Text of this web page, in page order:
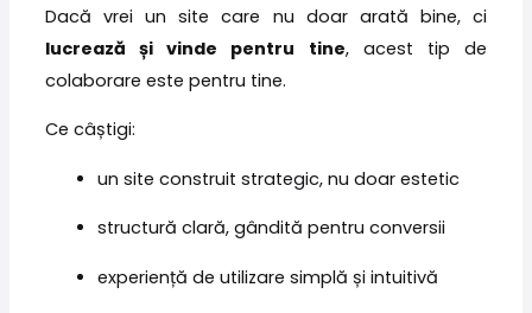
Dacă vrei un site care nu doar arată bine, ci
lucrează și vinde pentru tine, acest tip de
colaborare este pentru tine.
Ce câștigi:
un site construit strategic, nu doar estetic
structură clară, gândită pentru conversii
experiență de utilizare simplă și intuitivă